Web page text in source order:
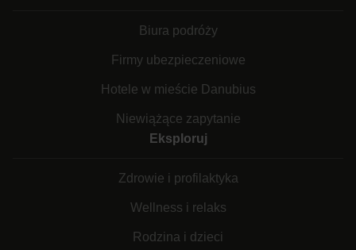
Biura podróży
Firmy ubezpieczeniowe
Hotele w mieście Danubius
Niewiążące zapytanie
Eksploruj
Zdrowie i profilaktyka
Wellness i relaks
Rodzina i dzieci